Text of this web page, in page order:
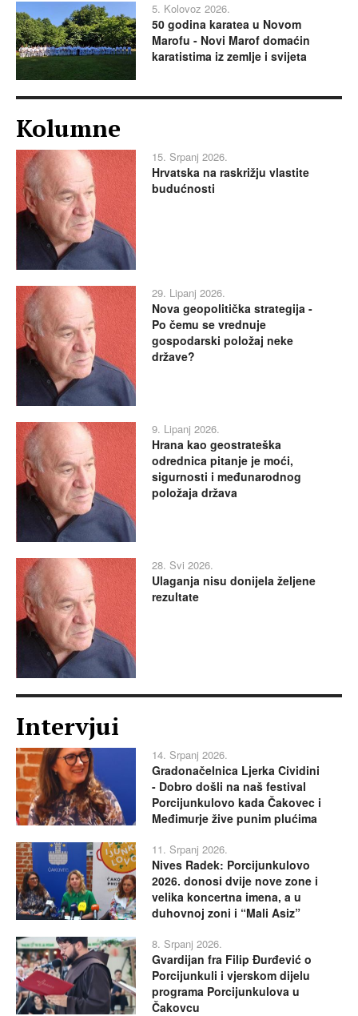
5. Kolovoz 2026.
50 godina karatea u Novom
Marofu - Novi Marof domaćin
karatistima iz zemlje i svijeta
Kolumne
15. Srpanj 2026.
Hrvatska na raskrižju vlastite
budućnosti
29. Lipanj 2026.
Nova geopolitička strategija -
Po čemu se vrednuje
gospodarski položaj neke
države?
9. Lipanj 2026.
Hrana kao geostrateška
odrednica pitanje je moći,
sigurnosti i međunarodnog
položaja država
28. Svi 2026.
Ulaganja nisu donijela željene
rezultate
Intervjui
14. Srpanj 2026.
Gradonačelnica Ljerka Cividini
- Dobro došli na naš festival
Porcijunkulovo kada Čakovec i
Međimurje žive punim plućima
11. Srpanj 2026.
Nives Radek: Porcijunkulovo
2026. donosi dvije nove zone i
velika koncertna imena, a u
duhovnoj zoni i “Mali Asiz”
8. Srpanj 2026.
Gvardijan fra Filip Đurđević o
Porcijunkuli i vjerskom dijelu
programa Porcijunkulova u
Čakovcu